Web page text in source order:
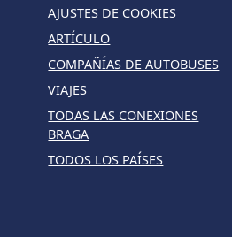
AJUSTES DE COOKIES
ARTÍCULO
COMPAÑÍAS DE AUTOBUSES
VIAJES
TODAS LAS CONEXIONES
BRAGA
TODOS LOS PAÍSES